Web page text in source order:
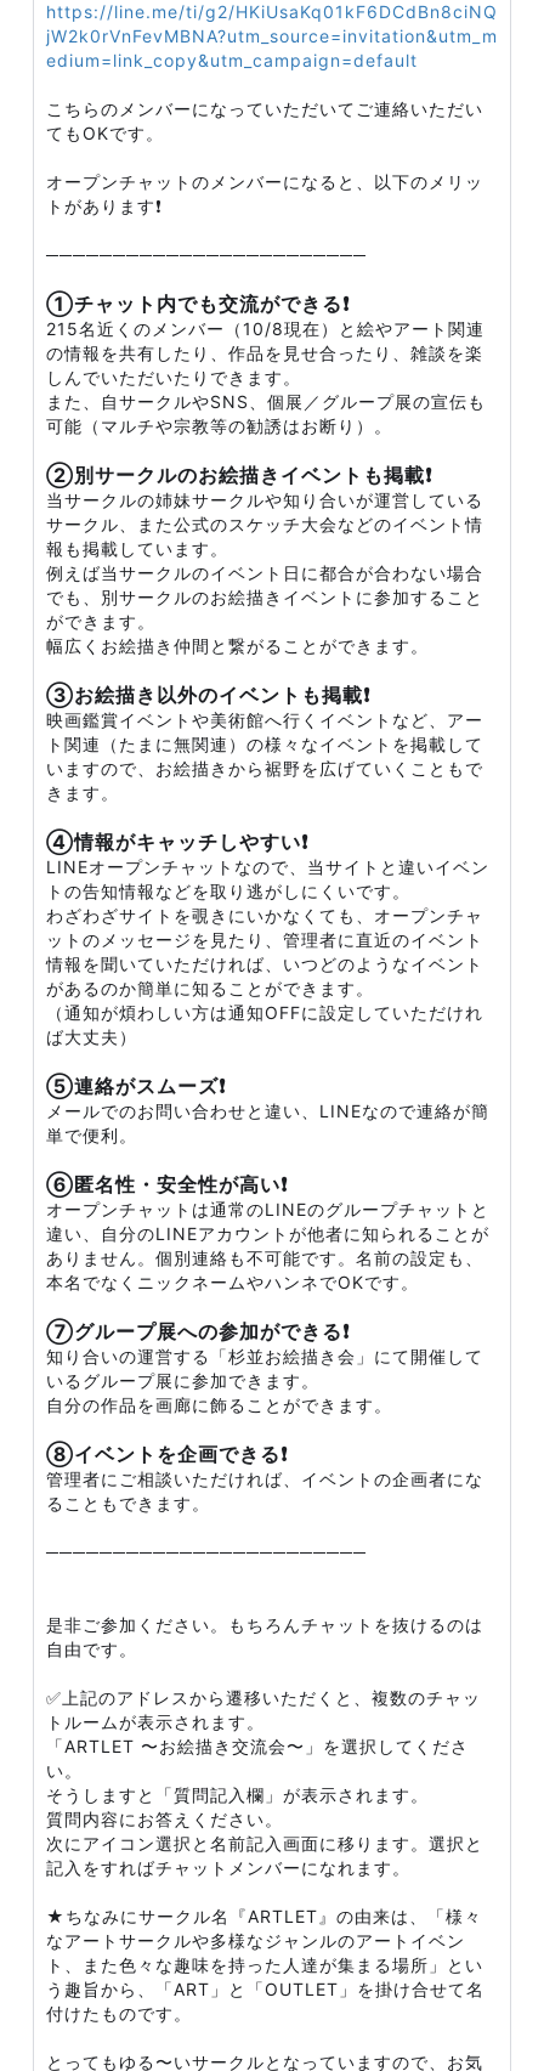
https://line.me/ti/g2/HKiUsaKq01kF6DCdBn8ciNQ
jW2k0rVnFevMBNA?utm_source=invitation&utm_m
edium=link_copy&utm_campaign=default
こちらのメンバーになっていただいてご連絡いただい
てもOKです。
オープンチャットのメンバーになると、以下のメリッ
トがあります❗
────────────────────────
①チャット内でも交流ができる❗
215名近くのメンバー（10/8現在）と絵やアート関連
の情報を共有したり、作品を見せ合ったり、雑談を楽
しんでいただいたりできます。
また、自サークルやSNS、個展／グループ展の宣伝も
可能（マルチや宗教等の勧誘はお断り）。
②別サークルのお絵描きイベントも掲載❗
当サークルの姉妹サークルや知り合いが運営している
サークル、また公式のスケッチ大会などのイベント情
報も掲載しています。
例えば当サークルのイベント日に都合が合わない場合
でも、別サークルのお絵描きイベントに参加すること
ができます。
幅広くお絵描き仲間と繋がることができます。
③お絵描き以外のイベントも掲載❗
映画鑑賞イベントや美術館へ行くイベントなど、アー
ト関連（たまに無関連）の様々なイベントを掲載して
いますので、お絵描きから裾野を広げていくこともで
きます。
④情報がキャッチしやすい❗
LINEオープンチャットなので、当サイトと違いイベン
トの告知情報などを取り逃がしにくいです。
わざわざサイトを覗きにいかなくても、オープンチャ
ットのメッセージを見たり、管理者に直近のイベント
情報を聞いていただければ、いつどのようなイベント
があるのか簡単に知ることができます。
（通知が煩わしい方は通知OFFに設定していただけれ
ば大丈夫）
⑤連絡がスムーズ❗
メールでのお問い合わせと違い、LINEなので連絡が簡
単で便利。
⑥匿名性・安全性が高い❗
オープンチャットは通常のLINEのグループチャットと
違い、自分のLINEアカウントが他者に知られることが
ありません。個別連絡も不可能です。名前の設定も、
本名でなくニックネームやハンネでOKです。
⑦グループ展への参加ができる❗
知り合いの運営する「杉並お絵描き会」にて開催して
いるグループ展に参加できます。
自分の作品を画廊に飾ることができます。
⑧イベントを企画できる❗
管理者にご相談いただければ、イベントの企画者にな
ることもできます。
────────────────────────
是非ご参加ください。もちろんチャットを抜けるのは
自由です。
✅上記のアドレスから遷移いただくと、複数のチャッ
トルームが表示されます。
「ARTLET 〜お絵描き交流会〜」を選択してくださ
い。
そうしますと「質問記入欄」が表示されます。
質問内容にお答えください。
次にアイコン選択と名前記入画面に移ります。選択と
記入をすればチャットメンバーになれます。
★ちなみにサークル名『ARTLET』の由来は、「様々
なアートサークルや多様なジャンルのアートイベン
ト、また色々な趣味を持った人達が集まる場所」とい
う趣旨から、「ART」と「OUTLET」を掛け合せて名
付けたものです。
とってもゆる〜いサークルとなっていますので、お気